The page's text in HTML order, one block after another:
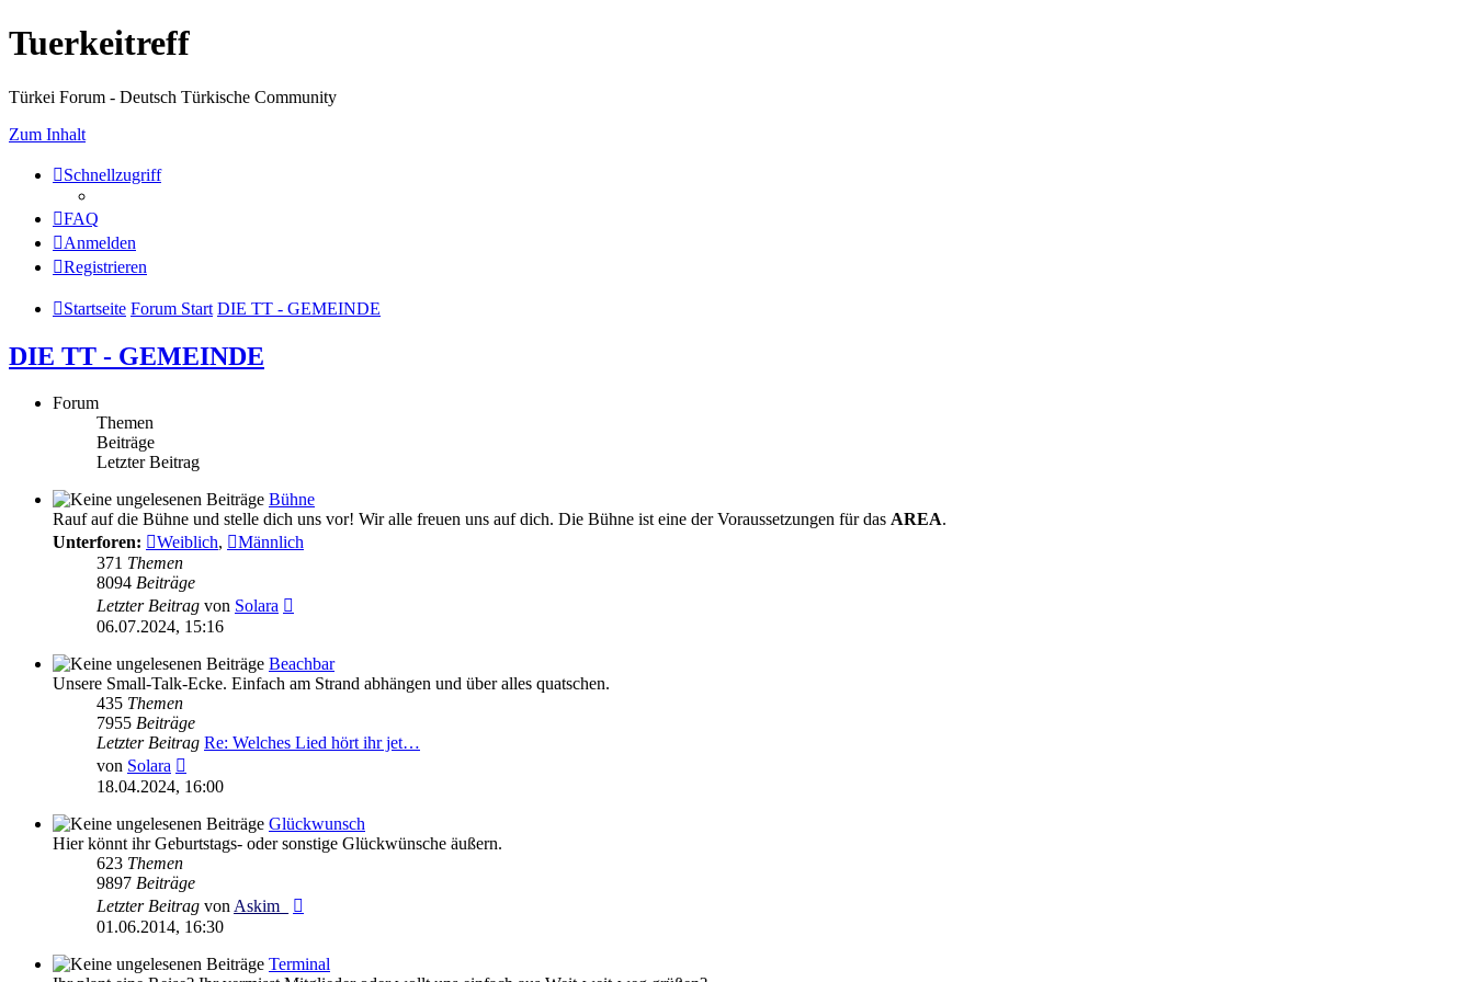
Tuerkeitreff
Türkei Forum - Deutsch Türkische Community
Zum Inhalt
Schnellzugriff
FAQ
Anmelden
Registrieren
Startseite Forum Start DIE TT - GEMEINDE
DIE TT - GEMEINDE
Forum
Themen
Beiträge
Letzter Beitrag
Bühne
Rauf auf die Bühne und stelle dich uns vor! Wir alle freuen uns auf dich. Die Bühne ist eine der Voraussetzungen für das AREA.
Unterforen:
Weiblich,
Männlich
371 Themen
8094 Beiträge
Letzter Beitrag von Solara
06.07.2024, 15:16
Beachbar
Unsere Small-Talk-Ecke. Einfach am Strand abhängen und über alles quatschen.
435 Themen
7955 Beiträge
Letzter Beitrag Re: Welches Lied hört ihr jet…
von Solara
Beitrag
18.04.2024, 16:00
Glückwunsch
Hier könnt ihr Geburtstags- oder sonstige Glückwünsche äußern.
623 Themen
9897 Beiträge
Letzter Beitrag von Askim_
01.06.2014, 16:30
Terminal